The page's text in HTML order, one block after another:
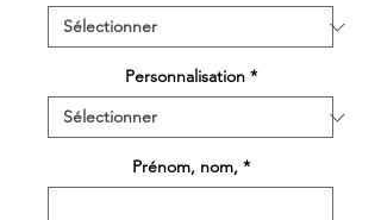
Personnalisation *
Prénom, nom, *